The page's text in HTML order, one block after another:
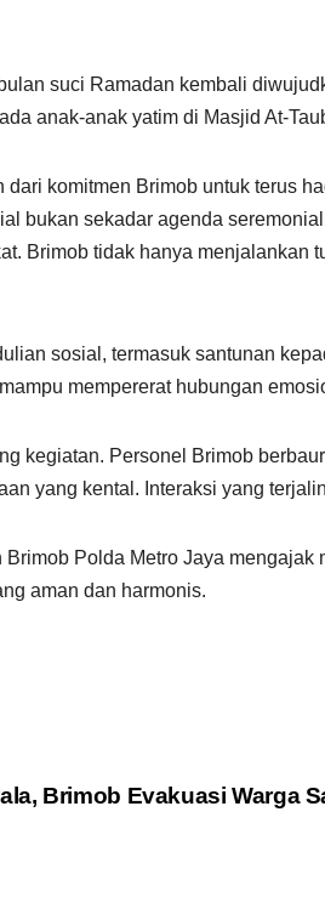
suci Ramadan kembali
anak-anak yatim di Masjid At-
komitmen Brimob untuk terus
bukan sekadar agenda
Brimob tidak hanya menjalankan
sosial, termasuk santunan
mempererat hubungan
kegiatan. Personel Brimob
yang kental. Interaksi yang
Polda Metro Jaya
aman dan harmonis.
Brimob Evakuasi Warga